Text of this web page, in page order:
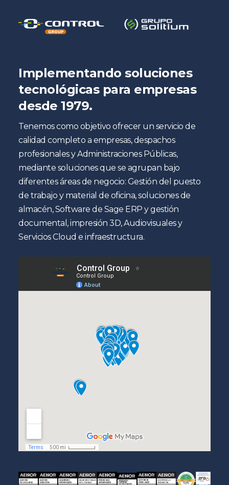
Implementando soluciones
tecnológicas para empresas
desde 1979.
Tenemos como objetivo ofrecer un servicio de
calidad completo a empresas, despachos
profesionales y Administraciones Públicas,
mediante soluciones que se agrupan bajo
diferentes áreas de negocio: Gestión del puesto
de trabajo y material de oficina, soluciones de
almacén, Software de Sage ERP y gestión
documental, impresión 3D, Audiovisuales y
Servicios Cloud e infraestructura.